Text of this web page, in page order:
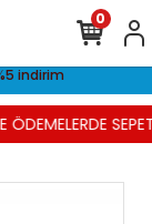
indirim
ÖDEMELERDE
0